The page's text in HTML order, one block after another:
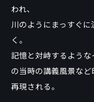
われ、
川のようにまっすぐ
く。
記憶と対峙するよう
の当時の講義風景な
再現される。